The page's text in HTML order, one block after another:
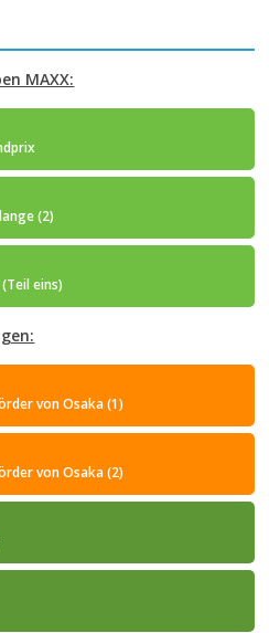
MAXX:
(2)
eins)
von Osaka (1)
von Osaka (2)